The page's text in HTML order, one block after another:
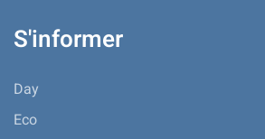
S'informer
Day
Eco